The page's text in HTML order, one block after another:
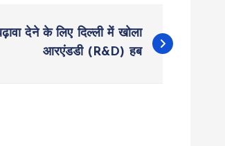
देने के लिए दिल्ली में खोला
आरएंडडी (R&D) हब